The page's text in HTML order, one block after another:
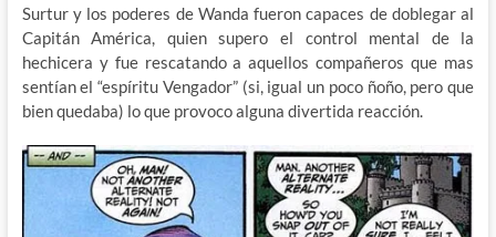
Surtur y los poderes de Wanda fueron capaces de doblegar al
Capitán América, quien supero el control mental de la
hechicera y fue rescatando a aquellos compañeros que mas
sentían el “espíritu Vengador” (si, igual un poco ñoño, pero que
bien quedaba) lo que provoco alguna divertida reacción.